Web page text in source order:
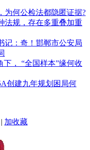
为何公检法都隐匿证据?
法规，存在多重叠加重
记：奇！邯郸市公安局
下， “全国样本”缘何收
创建九年规划困局何
| 加收藏